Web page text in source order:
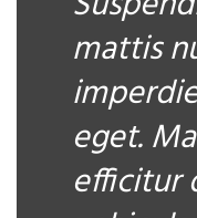
mattis
eget.
efficitur